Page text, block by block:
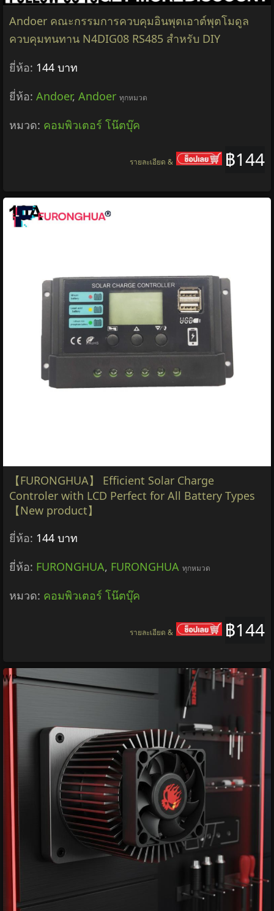
Andoer คณะกรรมการควบคุมอินพุตเอาต์พุตโมดูล
ควบคุมทนทาน N4DIG08 RS485 สำหรับ DIY
ยี่ห้อ: 144 บาท
ยี่ห้อ: Andoer, Andoer ทุกหมวด
หมวด: คอมพิวเตอร์ โน๊ตบุ๊ค
฿144
รายละเอียด &
【FURONGHUA】 Efficient Solar Charge
Controler with LCD Perfect for All Battery Types
【New product】
ยี่ห้อ: 144 บาท
ยี่ห้อ: FURONGHUA, FURONGHUA ทุกหมวด
หมวด: คอมพิวเตอร์ โน๊ตบุ๊ค
฿144
รายละเอียด &